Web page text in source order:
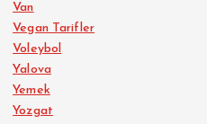
Van
Vegan Tarifler
Voleybol
Yalova
Yemek
Yozgat